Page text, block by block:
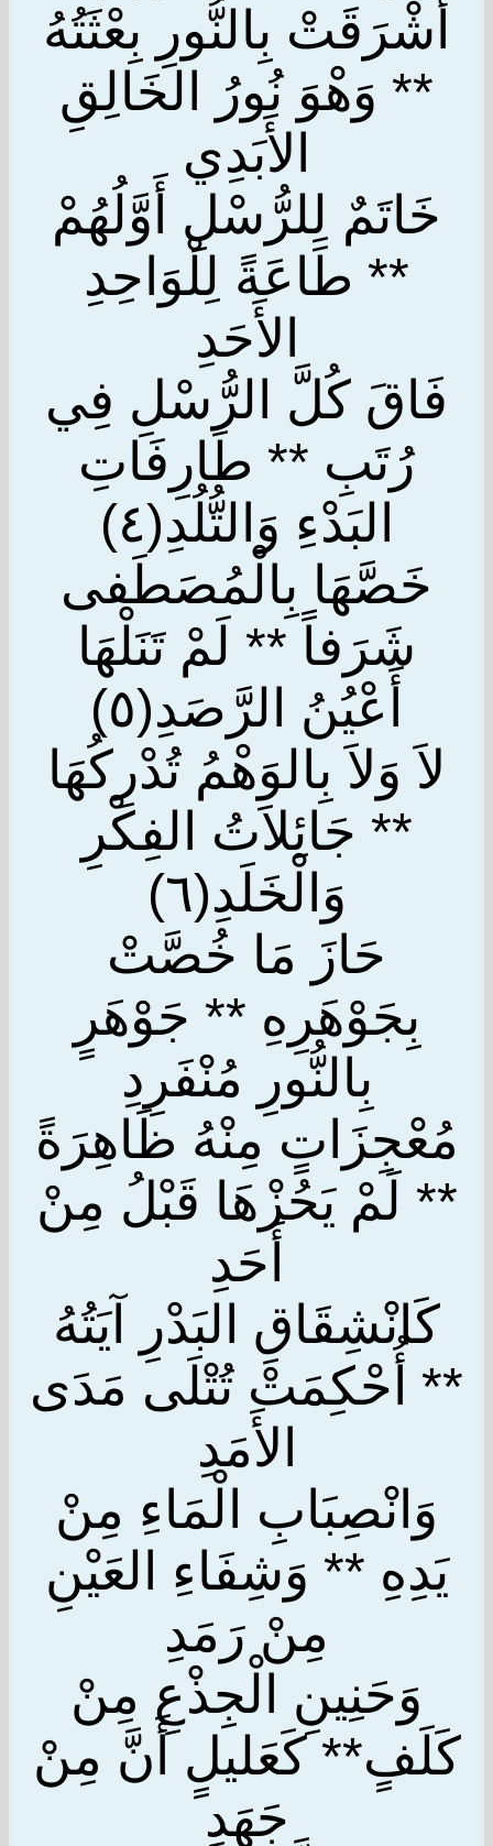
أَشْرَقَتْ بِالنُّورِ بِعْثَتُهُ
** وَهْوَ نُورُ الخَالِقِ
الأَبَدِي
خَاتَمٌ لِلرُّسْلِ أَوَّلُهُمْ
** طَاعَةً لِلْوَاحِدِ
الأَحَدِ
فَاقَ كُلَّ الرُّسْلِ فِي
رُتَبِ ** طَارِفَاتِ
البَدْءِ وَالتُّلُدِ(٤)
خَصَّهَا بِالْمُصَطَفى
شَرَفاً ** لَمْ تَنَلْهَا
أَعْيُنُ الرَّصَدِ(٥)
لاَ وَلاَ بِالوَهْمُ تُدْرِكُهَا
** جَائِلاَتُ الفِكْرِ
وَالْخَلَدِ(٦)
حَازَ مَا خُصَّتْ
بِجَوْهَرِهِ ** جَوْهَرٍ
بِالنُّورِ مُنْفَرِدِ
مُعْجِزَاتٍ مِنْهُ ظَاهِرَةً
** لَمْ يَحُزْهَا قَبْلُ مِنْ
أَحَدِ
كَانْشِقَاقِ البَدْرِ آيَتُهُ
** أُحْكِمَتْ تُتْلَى مَدَى
الأَمَدِ
وَانْصِبَابِ الْمَاءِ مِنْ
يَدِهِ ** وَشِفَاءِ العَيْنِ
مِنْ رَمَدِ
وَحَنِينِ الْجِذْعِ مِنْ
كَلَفٍ** كَعَليلٍ أَنَّ مِنْ
جَهَدِ